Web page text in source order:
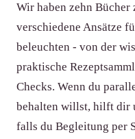
Wir haben zehn Bücher
verschiedene Ansätze
beleuchten - von der
praktische
Checks. Wenn du
behalten willst, hilft dir
falls du Begleitung per